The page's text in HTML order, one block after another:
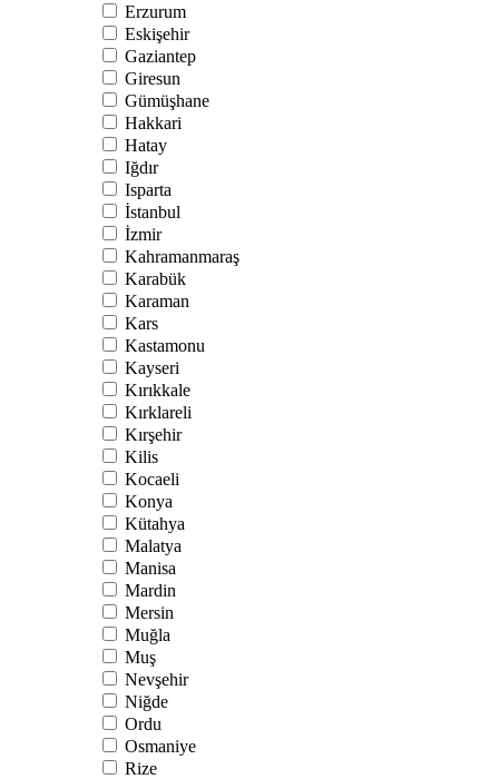
Erzurum
Eskişehir
Gaziantep
Giresun
Gümüşhane
Hakkari
Hatay
Iğdır
Isparta
İstanbul
İzmir
Kahramanmaraş
Karabük
Karaman
Kars
Kastamonu
Kayseri
Kırıkkale
Kırklareli
Kırşehir
Kilis
Kocaeli
Konya
Kütahya
Malatya
Manisa
Mardin
Mersin
Muğla
Muş
Nevşehir
Niğde
Ordu
Osmaniye
Rize